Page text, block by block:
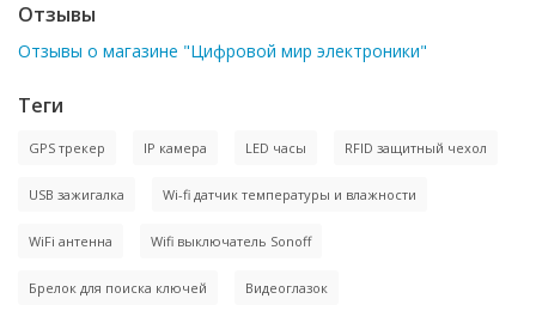
Отзывы
Отзывы о магазине "Цифровой мир электроники"
Теги
GPS трекер IP камера LED часы RFID защитный чехол
USB зажигалка Wi-fi датчик температуры и влажности
WiFi антенна Wifi выключатель Sonoff
Брелок для поиска ключей Видеоглазок